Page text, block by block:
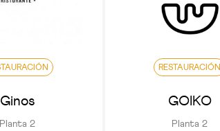
Ginos
2
RESTAURACIÓN
GOIKO
Planta 2